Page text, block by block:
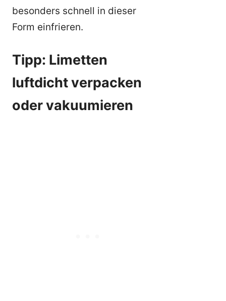
besonders schnell in dieser
Form einfrieren.
Tipp: Limetten
luftdicht verpacken
oder vakuumieren